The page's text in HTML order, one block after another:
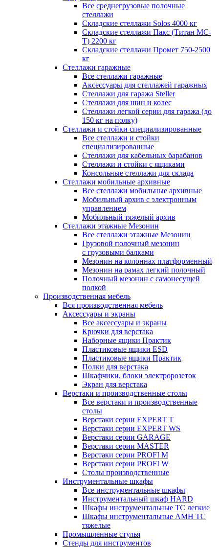
Все среднегрузовые полочные
стеллажи
Складские стеллажи Solos 4000 кг
Складские стеллажи Пакс (Титан МС-
Т) 2200 кг
Складские стеллажи Промет 750-2500
кг
Стеллажи гаражные
Все стеллажи гаражные
Аксессуары для стеллажей гаражных
Стеллажи для гаража Steller
Стеллажи для шин и колес
Стеллажи легкой серии для гаража (до
150 кг на полку)
Стеллажи и стойки специализированные
Все стеллажи и стойки
специализированные
Стеллажи для кабельных барабанов
Стеллажи и стойки с ящиками
Консольные стеллажи для склада
Стеллажи мобильные архивные
Все стеллажи мобильные архивные
Мобильный архив с электронным
управлением
Мобильный тяжелый архив
Стеллажи этажные Мезонин
Все стеллажи этажные Мезонин
Грузовой полочный мезонин
с грузовыми балками
Мезонин на колоннах платформенный
Мезонин на рамах легкий полочный
Полочный мезонин с самонесущей
полкой
Производственная мебель
Вся производственная мебель
Аксессуары и экраны
Все аксессуары и экраны
Крючки для верстака
Наборные ящики Практик
Пластиковые ящики ESD
Пластиковые ящики Практик
Полки для верстака
Шкафчики, блоки электророзеток
Экран для верстака
Верстаки и производственные столы
Все верстаки и производственные
столы
Верстаки серии EXPERT T
Верстаки серии EXPERT WS
Верстаки серии GARAGE
Верстаки серии MASTER
Верстаки серии PROFI M
Верстаки серии PROFI W
Столы производственные
Инструментальные шкафы
Все инструментальные шкафы
Инструментальный шкаф HARD
Шкафы инструментальные ТС легкие
Шкафы инструментальные AMH TC
тяжелые
Промышленные стулья
Стенды для инструментов